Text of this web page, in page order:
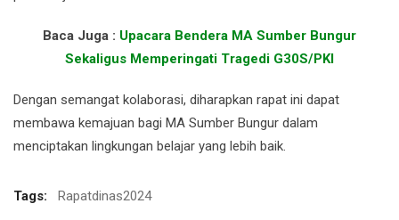
Baca Juga : Upacara Bendera MA Sumber Bungur
Sekaligus Memperingati Tragedi G30S/PKI
Dengan semangat kolaborasi, diharapkan rapat ini dapat
membawa kemajuan bagi MA Sumber Bungur dalam
menciptakan lingkungan belajar yang lebih baik.
Tags: Rapatdinas2024